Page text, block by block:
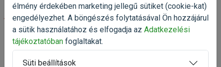
-30%
JBL CristalProfi e1502
GreenLine külső szűrő
élmény érdekében marketing jellegű sütiket (cookie-kat)
engedélyezhet. A böngészés folytatásával Ön hozzájárul
a sütik használatához és elfogadja az Adatkezelési
tájékoztatóban foglaltakat.
Süti beállítások